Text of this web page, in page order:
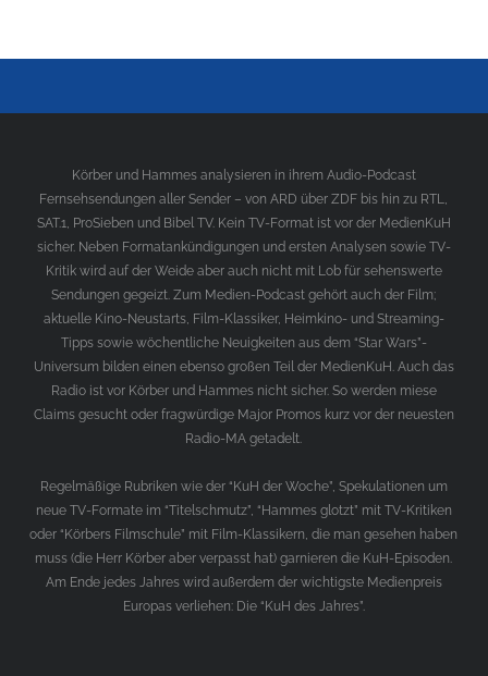
Körber und Hammes analysieren in ihrem Audio-Podcast
Fernsehsendungen aller Sender – von ARD über ZDF bis hin zu RTL,
SAT.1, ProSieben und Bibel TV. Kein TV-Format ist vor der MedienKuH
sicher. Neben Formatankündigungen und ersten Analysen sowie TV-
Kritik wird auf der Weide aber auch nicht mit Lob für sehenswerte
Sendungen gegeizt. Zum Medien-Podcast gehört auch der Film;
aktuelle Kino-Neustarts, Film-Klassiker, Heimkino- und Streaming-
Tipps sowie wöchentliche Neuigkeiten aus dem “Star Wars”-
Universum bilden einen ebenso großen Teil der MedienKuH. Auch das
Radio ist vor Körber und Hammes nicht sicher. So werden miese
Claims gesucht oder fragwürdige Major Promos kurz vor der neuesten
Radio-MA getadelt.
Regelmäßige Rubriken wie der “KuH der Woche”, Spekulationen um
neue TV-Formate im “Titelschmutz”, “Hammes glotzt” mit TV-Kritiken
oder “Körbers Filmschule” mit Film-Klassikern, die man gesehen haben
muss (die Herr Körber aber verpasst hat) garnieren die KuH-Episoden.
Am Ende jedes Jahres wird außerdem der wichtigste Medienpreis
Europas verliehen: Die “KuH des Jahres”.